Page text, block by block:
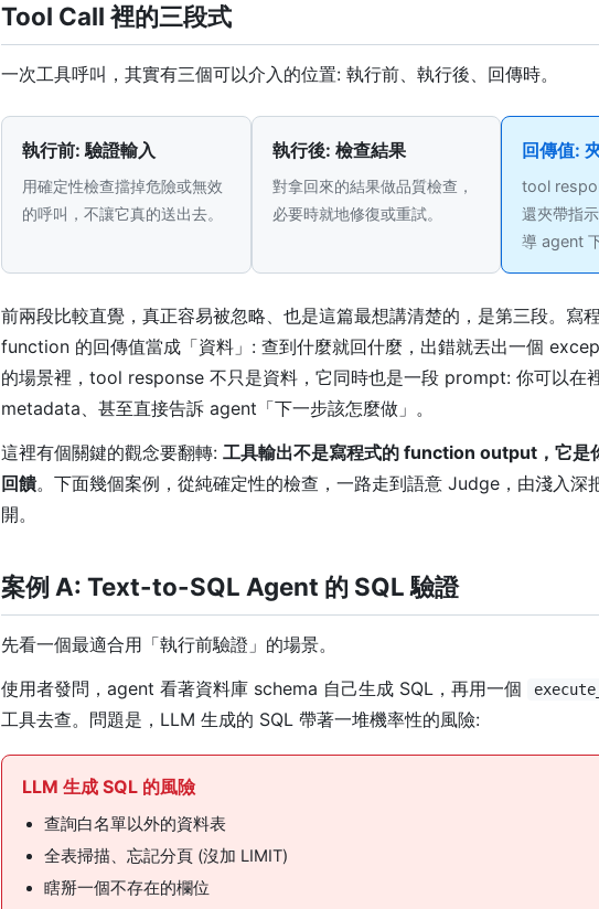
Tool Call 裡的三段式
一次工具呼叫，其實有三個可以介入的位置: 執行前、執行後、回傳時。
執行前: 驗證輸入
用確定性檢查擋掉危險或無效
的呼叫，不讓它真的送出去。
執行後: 檢查結果
對拿回來的結果做品質檢查，
必要時就地修復或重試。
回傳值:
tool
還夾帶指
導 agent
前兩段比較直覺，真正容易被忽略、也是這篇最想講清楚的，是第三段。寫
function 的回傳值當成「資料」: 查到什麼就回什麼，出錯就丟出一個
的場景裡，tool response 不只是資料，它同時也是一段 prompt: 你可以在裡
metadata、甚至直接告訴 agent「下一步該怎麼做」。
這裡有個關鍵的觀念要翻轉: 工具輸出不是寫程式的 function output，它是
回饋。下面幾個案例，從純確定性的檢查，一路走到語意 Judge，由淺入深
開。
案例 A: Text-to-SQL Agent 的 SQL 驗證
先看一個最適合用「執行前驗證」的場景。
使用者發問，agent 看著資料庫 schema 自己生成 SQL，再用一個
工具去查。問題是，LLM 生成的 SQL 帶著一堆機率性的風險:
LLM 生成 SQL 的風險
查詢白名單以外的資料表
全表掃描、忘記分頁 (沒加 LIMIT)
瞎掰一個不存在的欄位